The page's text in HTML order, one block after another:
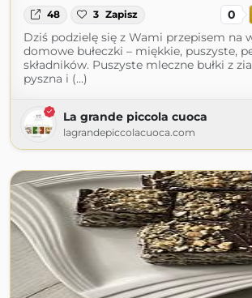
48 3 Zapisz 0
Dziś podzielę się z Wami przepisem na
domowe bułeczki – miękkie, puszyste,
składników. Puszyste mleczne bułki z
pyszna i (...)
La grande piccola cuoca
lagrandepiccolacuoca.com